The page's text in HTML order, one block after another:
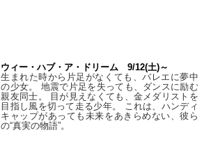
ウィー・ハブ・ア・ドリーム 9/12(土)～
生まれた時から片足がなくても、バレエに夢中
の少女。 地震で片足を失っても、ダンスに励む
親友同士。 目が見えなくても、金メダリストを
目指し風を切って走る少年。 これは、ハンディ
キャップがあっても未来をあきらめない、彼ら
の“真実の物語”。